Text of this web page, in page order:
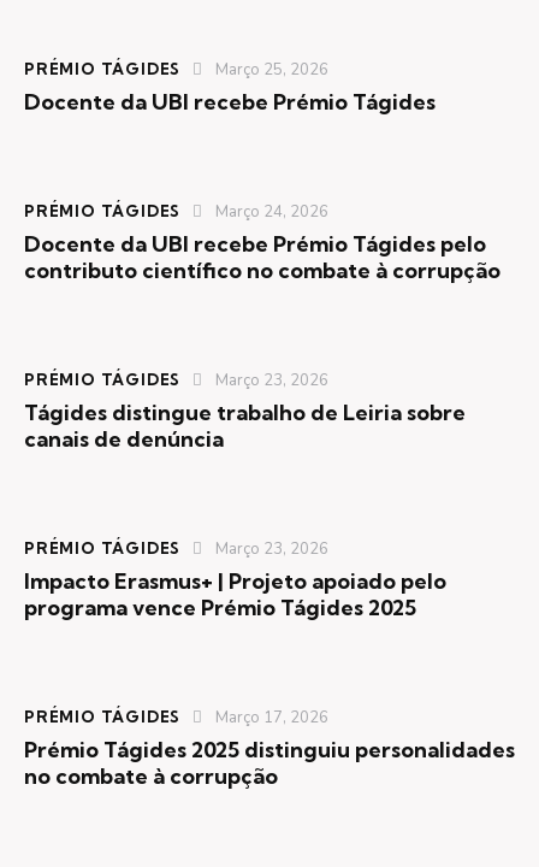
PRÉMIO TÁGIDES Março 25, 2026
Docente da UBI recebe Prémio Tágides
PRÉMIO TÁGIDES Março 24, 2026
Docente da UBI recebe Prémio Tágides pelo
contributo científico no combate à corrupção
PRÉMIO TÁGIDES Março 23, 2026
Tágides distingue trabalho de Leiria sobre
canais de denúncia
PRÉMIO TÁGIDES Março 23, 2026
Impacto Erasmus+ | Projeto apoiado pelo
programa vence Prémio Tágides 2025
PRÉMIO TÁGIDES Março 17, 2026
Prémio Tágides 2025 distinguiu personalidades
no combate à corrupção